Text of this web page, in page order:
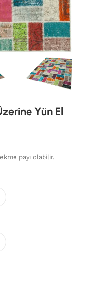
Yün El
payı olabilir.